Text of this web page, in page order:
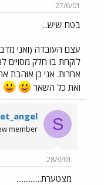
27/6/01
בטח שיש...
עצם העובדה (ואני
לוקחת בו חלק מסויים
ואת כל השאר
S
member
28/6/01
מצטערת..............